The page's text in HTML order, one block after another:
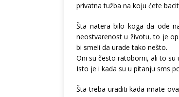
privatna tužba na koju ćete
Šta natera bilo koga da ode
neostvarenost u životu, to je
bi smeli da urade tako nešto.
Oni su često ratoborni, ali to
Isto je i kada su u pitanju sms
Šta treba uraditi kada imate